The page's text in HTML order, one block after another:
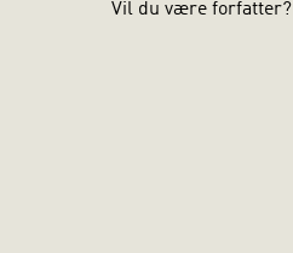
Vil du være forfatter?